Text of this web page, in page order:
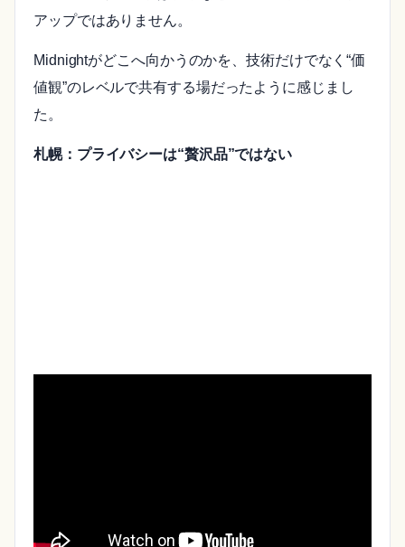
アップではありません。
Midnightがどこへ向かうのかを、技術だけでなく“価
値観”のレベルで共有する場だったように感じまし
た。
札幌：プライバシーは“贅沢品”ではない